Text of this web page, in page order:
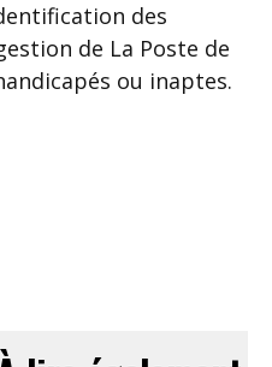
des
de La Poste de
ou inaptes.